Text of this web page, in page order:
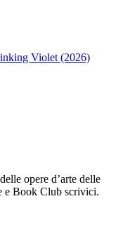
Violet (2026)
opere d’arte delle
e Book Club scrivici.